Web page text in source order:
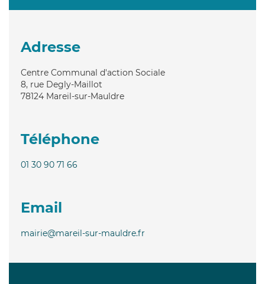
Adresse
Centre Communal d'action Sociale
8, rue Degly-Maillot
78124 Mareil-sur-Mauldre
Téléphone
01 30 90 71 66
Email
mairie@mareil-sur-mauldre.fr